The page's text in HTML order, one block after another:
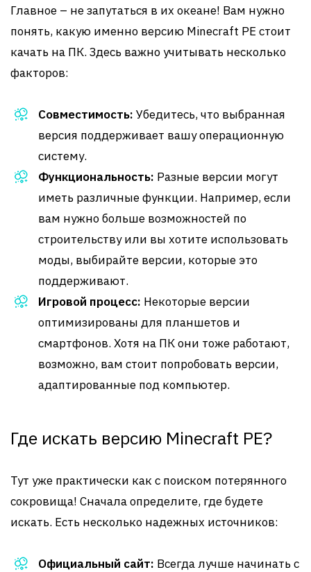
Главное – не запутаться в их океане! Вам нужно
понять, какую именно версию Minecraft PE стоит
качать на ПК. Здесь важно учитывать несколько
факторов:
Совместимость: Убедитесь, что выбранная
версия поддерживает вашу операционную
систему.
Функциональность: Разные версии могут
иметь различные функции. Например, если
вам нужно больше возможностей по
строительству или вы хотите использовать
моды, выбирайте версии, которые это
поддерживают.
Игровой процесс: Некоторые версии
оптимизированы для планшетов и
смартфонов. Хотя на ПК они тоже работают,
возможно, вам стоит попробовать версии,
адаптированные под компьютер.
Где искать версию Minecraft PE?
Тут уже практически как с поиском потерянного
сокровища! Сначала определите, где будете
искать. Есть несколько надежных источников:
Официальный сайт: Всегда лучше начинать с